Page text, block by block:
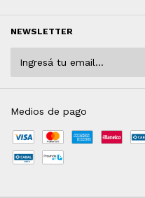
NEWSLETTER
Medios de pago